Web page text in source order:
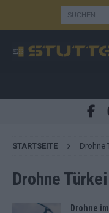
STARTSEITE Drohne
Drohne
Drohne